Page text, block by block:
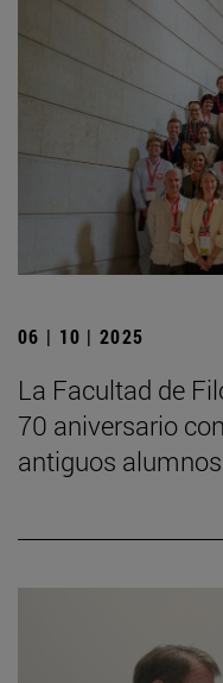
06 | 10 | 2025
La Facultad de
70 aniversario
antiguos